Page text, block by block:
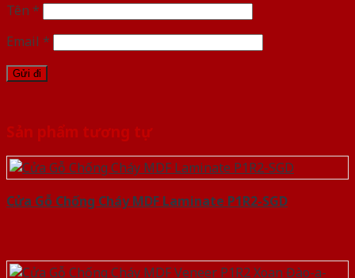
Tên *
Email *
Sản phẩm tương tự
Cửa Gỗ Chống Cháy MDF Laminate P1R2-SGD